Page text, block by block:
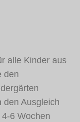
alle Kinder aus
den
den Ausgleich
6 Wochen